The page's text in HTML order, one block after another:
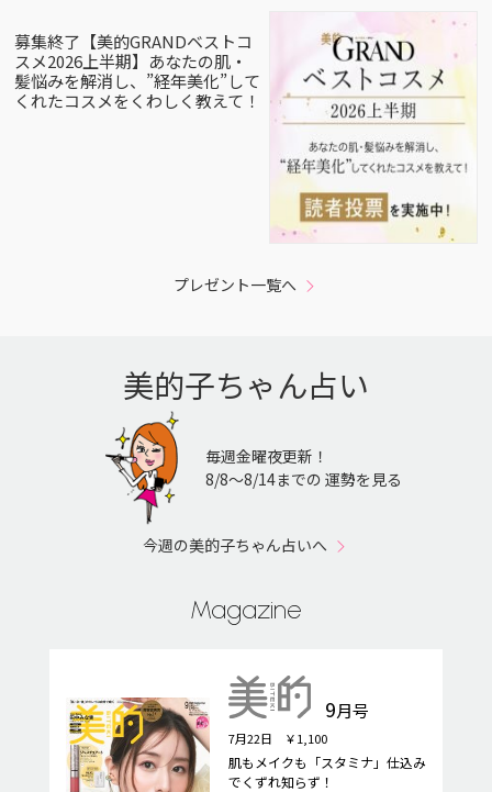
募集終了【美的GRANDベストコ
スメ2026上半期】あなたの肌・
髪悩みを解消し、”経年美化”して
くれたコスメをくわしく教えて！
プレゼント一覧へ
美的子ちゃん占い
毎週金曜夜更新！
8/8〜8/14までの 運勢を見る
今週の美的子ちゃん占いへ
Magazine
9月号
7月22日 ￥1,100
肌もメイクも「スタミナ」仕込み
でくずれ知らず！